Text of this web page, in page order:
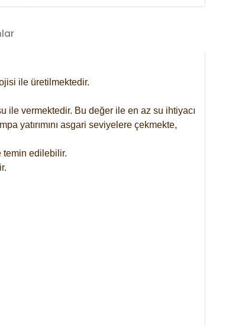
ile üretilmektedir.
ile vermektedir. Bu değer ile en az su ihtiyacı
yatırımını asgari seviyelere çekmekte,
temin edilebilir.